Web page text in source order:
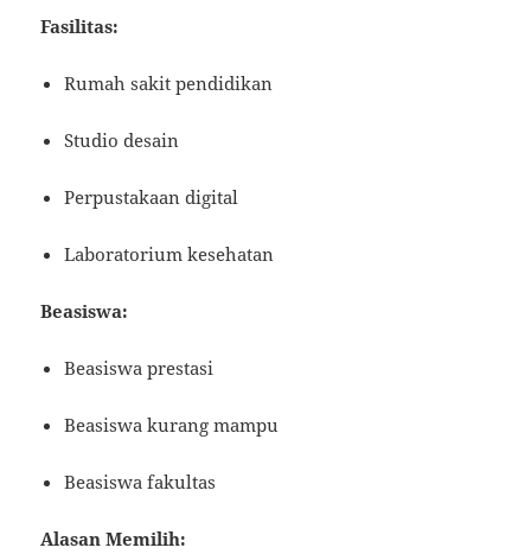
Fasilitas:
Rumah sakit pendidikan
Studio desain
Perpustakaan digital
Laboratorium kesehatan
Beasiswa:
Beasiswa prestasi
Beasiswa kurang mampu
Beasiswa fakultas
Alasan Memilih: